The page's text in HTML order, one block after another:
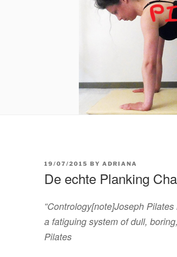
POSTED
19/07/2015 BY ADRIANA
De echte Planking
“Contrology[note]Joseph
a fatiguing system of dull,
Pilates